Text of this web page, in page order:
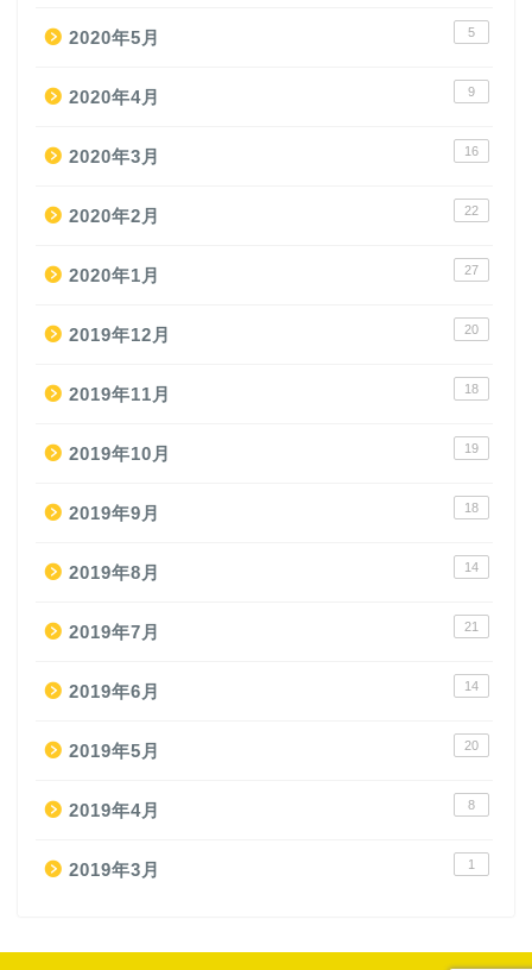
2020年5月 5
2020年4月 9
2020年3月 16
2020年2月 22
2020年1月 27
2019年12月 20
2019年11月 18
2019年10月 19
2019年9月 18
2019年8月 14
2019年7月 21
2019年6月 14
2019年5月 20
2019年4月 8
2019年3月 1